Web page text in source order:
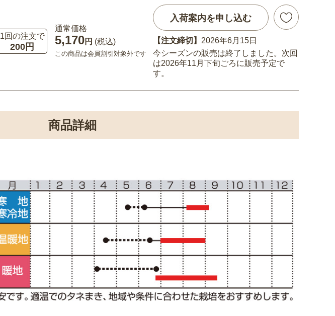
1回の注文で
200円
通常価格
5,170円 (税込)
この商品は会員割引対象外です
入荷案内を申し込む
【注文締切】 2026年6月15日
今シーズンの販売は終了しました。次回
は2026年11月下旬ごろに販売予定で
す。
商品詳細